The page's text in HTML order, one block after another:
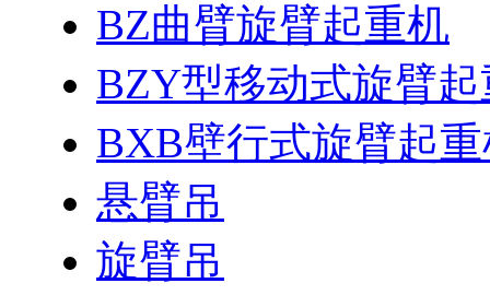
BZ曲臂旋臂起重机
BZY型移动式旋臂
BXB壁行式旋臂起
悬臂吊
旋臂吊